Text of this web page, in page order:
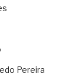
Pereira